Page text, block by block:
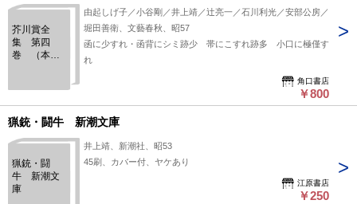
芥川賞全
集 第四
巻 （本の
人／春の草
／壁／広場
の孤独・漢
由起しげ子／小谷剛／井上靖／辻亮一／石川利光／安部公房／
堀田善衛、文藝春秋、昭57
函に少すれ・函背にシミ跡少 帯にこすれ跡多 小口に極僅す
れ
角口書店
￥800
猟銃・闘牛 新潮文庫
猟銃・闘
牛 新潮文
庫
井上靖、新潮社、昭53
45刷、カバー付、ヤケあり
江原書店
￥250